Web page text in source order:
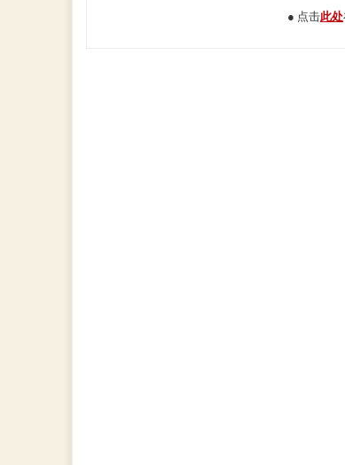
● 点击此处